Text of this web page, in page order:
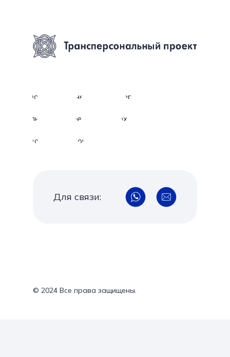
Новости Обучение Конференции
Фильмы Проекты
© 2024 Все права защищены.
Архив
Издания Персоналии
Для связи: